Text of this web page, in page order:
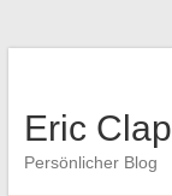
Eric Clap
Persönlicher Blog